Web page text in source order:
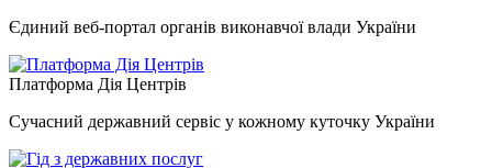
Єдиний веб-портал органів виконавчої влади України
Платформа Дія Центрів
Сучасний державний сервіс у кожному куточку України